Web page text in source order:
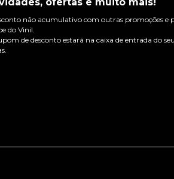
não acumulativo com outras promoções e
do Vinil.
de desconto estará na caixa de entrada do